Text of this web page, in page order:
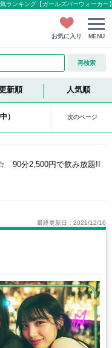
ランキング【ガールズバーウォーカー
お気に入り MENU
再検索
新順 人気順
） 次のページ
90分2,500円で飲み放題!!
最終更新日：2021/12/16